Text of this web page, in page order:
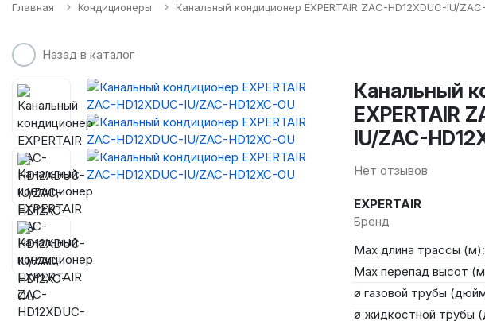
Главная Кондиционеры Канальный кондиционер EXPERTAIR ZAC-HD12XDUC-IU/
Назад в каталог
Канальный
EXPERTAIR
IU/ZAC-
Нет отзывов
EXPERTAIR
Бренд
Max длина трассы (м):
Max перепад высот
ø газовой трубы
ø жидкостной трубы